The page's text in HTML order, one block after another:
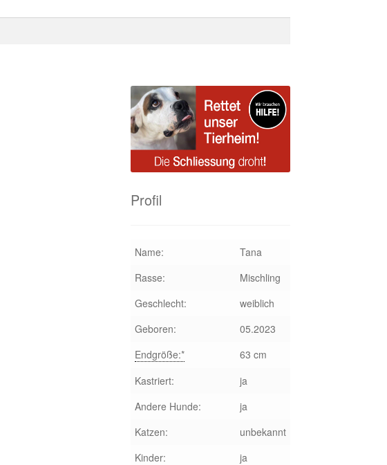
Profil
Name:
Tana
Rasse:
Mischling
Geschlecht:
weiblich
Geboren:
05.2023
Endgröße:*
63 cm
Kastriert:
ja
Andere Hunde:
ja
Katzen:
unbekannt
Kinder:
ja